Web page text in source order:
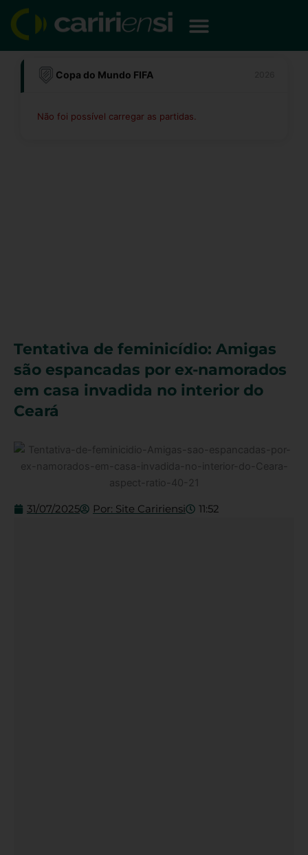
para
conteúdo
Copa do Mundo FIFA
Não foi possível carregar as partidas.
Tentativa de feminicídio: Amigas
são espancadas por ex-namorados
em casa invadida no interior do
Ceará
31/07/2025 Por: Site Caririensi 11:52